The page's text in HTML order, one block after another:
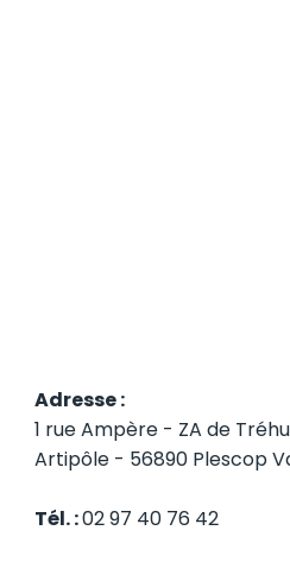
Adresse :
1 rue Ampère - ZA de
Artipôle - 56890 Plescop
Tél. :02 97 40 76 42